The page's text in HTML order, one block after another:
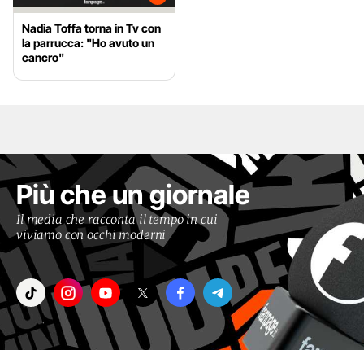
Nadia Toffa torna in Tv con
la parrucca: "Ho avuto un
cancro"
Più che un giornale
Il media che racconta il tempo in cui
viviamo con occhi moderni